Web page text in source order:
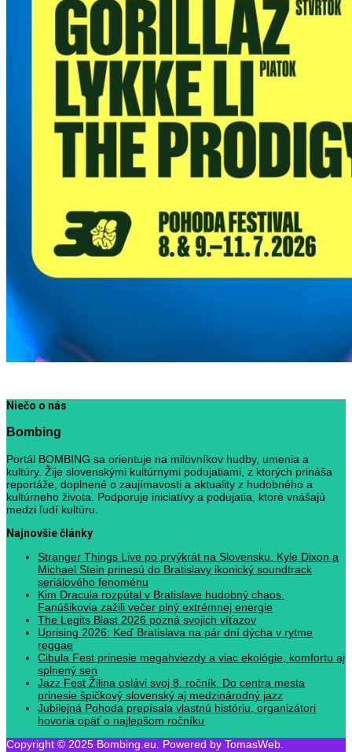
Niečo o nás
Bombing
Portál BOMBING sa orientuje na milovníkov hudby, umenia a
kultúry. Žije slovenskými kultúrnymi podujatiami, z ktorých prináša
reportáže, doplnené o zaujímavosti a aktuality z hudobného a
kultúrneho života. Podporuje iniciatívy a podujatia, ktoré vnášajú
medzi ľudí kultúru.
Najnovšie články
Stranger Things Live po prvýkrát na Slovensku. Kyle Dixon a
Michael Stein prinesú do Bratislavy ikonický soundtrack
seriálového fenoménu
Kim Dracula rozpútal v Bratislave hudobný chaos.
Fanúšikovia zažili večer plný extrémnej energie
The Legits Blast 2026 pozná svojich víťazov
Uprising 2026: Keď Bratislava na pár dní dýcha v rytme
reggae
Cibula Fest prinesie megahviezdy a viac ekológie, komfortu aj
splnený sen
Jazz Fest Žilina oslávi svoj 8. ročník. Do centra mesta
prinesie špičkový slovenský aj medzinárodný jazz
Jubilejná Pohoda prepísala vlastnú históriu, organizátori
hovoria opäť o najlepšom ročníku
Copyright © 2025 Bombing.eu. Powered by TomasWeb.